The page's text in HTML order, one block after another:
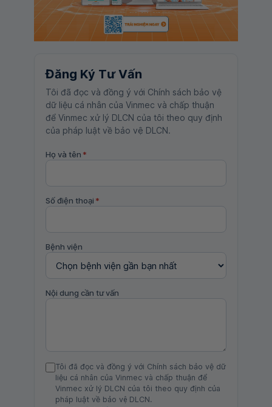
Đăng Ký Tư Vấn
Tôi đã đọc và đồng ý với Chính sách bảo vệ
dữ liệu cá nhân của Vinmec và chấp thuận
để Vinmec xử lý DLCN của tôi theo quy định
của pháp luật về bảo vệ DLCN.
Họ và tên *
Số điện thoại *
Bệnh viện
Nội dung cần tư vấn
Tôi đã đọc và đồng ý với Chính sách bảo vệ dữ
liệu cá nhân của Vinmec và chấp thuận để
Vinmec xử lý DLCN của tôi theo quy định của
pháp luật về bảo vệ DLCN.